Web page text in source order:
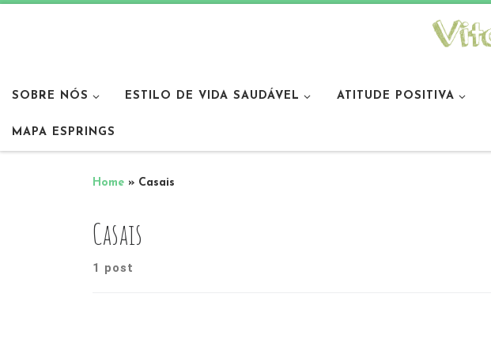
SOBRE NÓS ESTILO DE VIDA SAUDÁVEL ATITUDE POSITIVA
MAPA ESPRINGS
Home » Casais
Casais
1 post